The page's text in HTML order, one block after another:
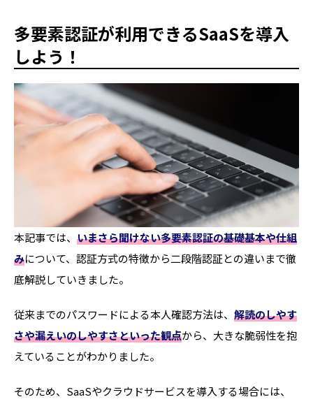
多要素認証が利用できるSaaSを導入
しよう！
本記事では、 いまさら聞けない多要素認証の基礎基本や仕組
みについて、認証方式の特徴から二段階認証との違いまで徹
底解説していきました。
従来までのパスワードによる本人確認方法は、 解読のしやす
さや漏えいのしやすさといった観点から、大きな脆弱性を抱
えていることがわかりました。
そのため、SaaSやクラウドサービスを導入する場合には、